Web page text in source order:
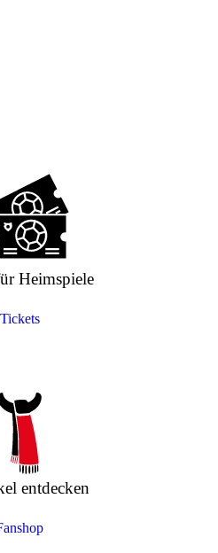
Heimspiele
Tickets
entdecken